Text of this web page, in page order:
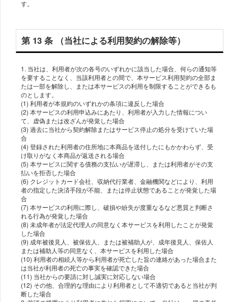
第 13 条 （当社による利⽤契約の解除等）
1. 当社は、利⽤者が次の各号のいずれかに該当した場合、何らの通知等
を要することなく、当該利⽤者との間で、本サービス利⽤契約の全部ま
たは⼀部を解除し、または本サービスの利⽤を制限することができるも
のとします。
(1) 利⽤者が本規約のいずれかの条項に違反した場合
(2) 本サービスの利⽤申込みにあたり、利⽤者が⼊⼒した情報につい
て、虚偽または改ざんが発覚した場合
(3) 過去に当社から契約解除またはサービス停⽌の処分を受けていた場
合
(4) 登録された利⽤者の住所地に本商品を送付したにもかかわらず、受
け取りがなく本商品が返送される場合
(5) 本サービスに関する債務の⽀払いが遅滞し、または利⽤者がその⽀
払いを拒否した場合
(6) クレジットカード会社、収納代⾏業者、⾦融機関などにより、利⽤
者の指定した決済⼿段が不能、または停⽌状態であることが発覚した場
合
(7) 本サービスの利⽤に際し、破損や紛失が度重なるなど悪質と判断さ
れる⾏為が発覚した場合
(8) 未成年者が法定代理⼈の同意なく本サービスを利⽤したことが発覚
した場合
(9) 成年被後⾒⼈、被保佐⼈、または被補助⼈が、成年後⾒⼈、保佐⼈
または補助⼈等の同意なく、本サービスを利⽤した場合
(10) 利⽤者の相続⼈等から利⽤者が死亡した旨の連絡があった場合また
は当社が利⽤者の死亡の事実を確認できた場合
(11) 当社からの要請に対し誠実に対応しない場合
(12) その他、合理的な理由により利⽤者として不適切であると当社が判
断した場合